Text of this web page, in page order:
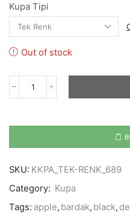
Kupa Tipi
Out of stock
Apple
SKU: KKPA_TEK-RENK_689
Category: Kupa
Tags: apple, bardak, black,